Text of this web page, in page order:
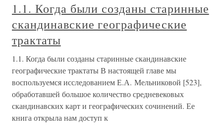
1.1. Когда были созданы старинные
скандинавские географические
трактаты
1.1. Когда были созданы старинные скандинавские
географические трактаты В настоящей главе мы
воспользуемся исследованием Е.А. Мельниковой [523],
обработавшей большое количество средневековых
скандинавских карт и географических сочинений. Ее
книга открыла нам доступ к